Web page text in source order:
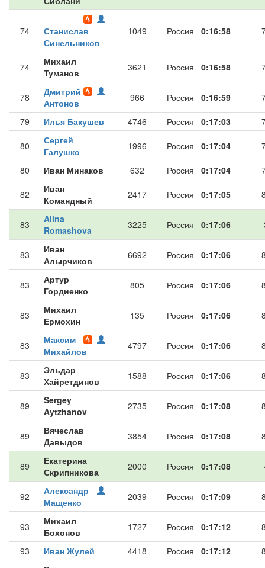
74
Станислав
Синельников
1049 Россия 0:16:58
74
Михаил
Туманов
3621 Россия 0:16:58
78
Дмитрий
Антонов
966 Россия 0:16:59
79 Илья Бакушев 4746 Россия 0:17:03
80
Сергей
Галушко
1996 Россия 0:17:04
80 Иван Минаков 632 Россия 0:17:04
82
Иван
Командный
2417 Россия 0:17:05
83
Alina
Romashova
3225 Россия 0:17:06
83
Иван
Алырчиков
6692 Россия 0:17:06
83
Артур
Гордиенко
805 Россия 0:17:06
83
Михаил
Ермохин
135 Россия 0:17:06
83
Максим
Михайлов
4797 Россия 0:17:06
83
Эльдар
Хайретдинов
1588 Россия 0:17:06
89
Sergey
Aytzhanov
2735 Россия 0:17:08
89
Вячеслав
Давыдов
3854 Россия 0:17:08
89
Екатерина
Скрипникова
2000 Россия 0:17:08
92
Александр
Мащенко
2039 Россия 0:17:09
93
Михаил
Бохонов
1727 Россия 0:17:12
93 Иван Жулей 4418 Россия 0:17:12